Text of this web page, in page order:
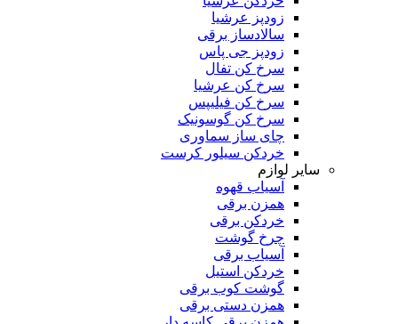
زودپز عرشیا
سالادساز برقی
زودپز جی پاس
سرخ کن تفال
سرخ کن عرشیا
سرخ کن فیلیپس
سرخ کن گوسونیک
چای ساز سماوری
خردکن سیلور کرست
سایر لوازم
آسیاب قهوه
همزن برقی
خردکن برقی
چرخ گوشت
آسیاب برقی
خردکن استیل
گوشت کوب برقی
همزن دستی برقی